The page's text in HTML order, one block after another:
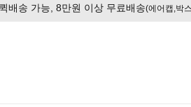
배송 가능, 8만원 이상 무료배송(에어캡,박